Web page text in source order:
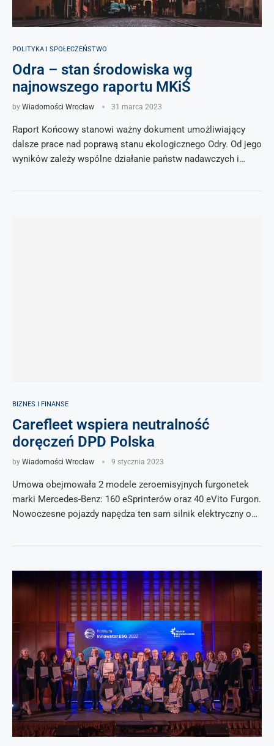
POLITYKA I SPOŁECZEŃSTWO
Odra – stan środowiska wg
najnowszego raportu MKiŚ
by Wiadomości Wrocław 31 marca 2023
Raport Końcowy stanowi ważny dokument umożliwiający
dalsze prace nad poprawą stanu ekologicznego Odry. Od jego
wyników zależy wspólne działanie państw nadawczych i…
BIZNES I FINANSE
Carefleet wspiera neutralność
doręczeń DPD Polska
by Wiadomości Wrocław 9 stycznia 2023
Umowa obejmowała 2 modele zeroemisyjnych furgonetek
marki Mercedes-Benz: 160 eSprinterów oraz 40 eVito Furgon.
Nowoczesne pojazdy napędza ten sam silnik elektryczny o…